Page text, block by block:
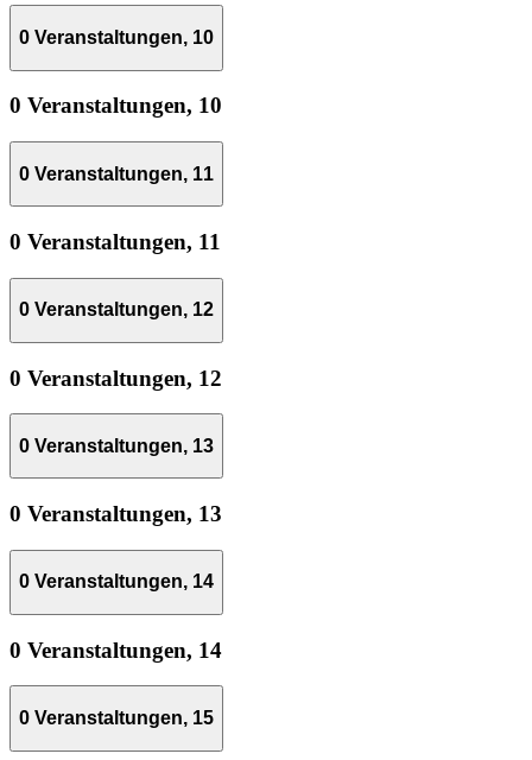
0 Veranstaltungen, 10
0 Veranstaltungen, 10
0 Veranstaltungen, 11
0 Veranstaltungen, 11
0 Veranstaltungen, 12
0 Veranstaltungen, 12
0 Veranstaltungen, 13
0 Veranstaltungen, 13
0 Veranstaltungen, 14
0 Veranstaltungen, 14
0 Veranstaltungen, 15